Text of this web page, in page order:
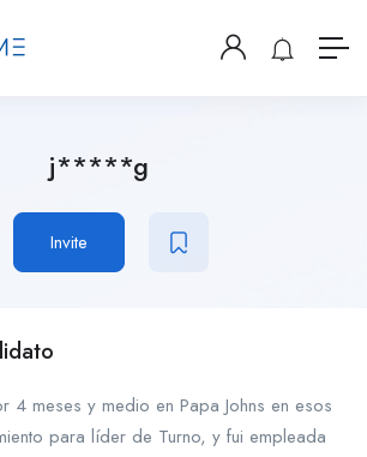
j*****g
Invite
4 meses y medio en Papa Johns en esos
para líder de Turno, y fui empleada